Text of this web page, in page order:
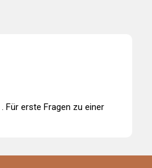
. Für erste Fragen zu einer